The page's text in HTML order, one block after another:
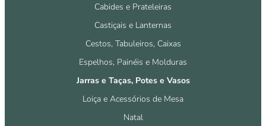
Cabides e Prateleiras
Castiçais e Lanternas
Cestos, Tabuleiros, Caixas
Espelhos, Painéis e Molduras
Jarras e Taças, Potes e Vasos
Loiça e Acessórios de Mesa
Natal